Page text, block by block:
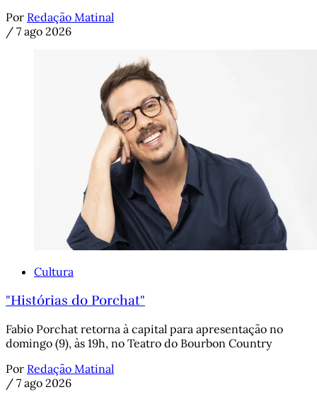
Por Redação Matinal
/ 7 ago 2026
Cultura
"Histórias do Porchat"
Fabio Porchat retorna à capital para apresentação no
domingo (9), às 19h, no Teatro do Bourbon Country
Por Redação Matinal
/ 7 ago 2026